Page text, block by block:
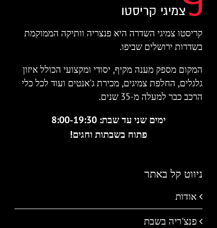
קריסטו צמיגי השדרה היא פנצריה וותיקה הממוקמת
בשדרות ירושלים שביפו.
המקום מספק מענה מקיף, יסודי ומקצועי הכולל איזון
גלגלים, החלפת צמיגים, מכירת ג'אנטים ועוד לכל כלי
הרכב כבר למעלה מ-35 שנים.
ימים שני עד שבת: 8:00-19:30
פתוח בשבתות וחגים!
ניווט קל באתר
אודות
פנצ'ריה בשבת